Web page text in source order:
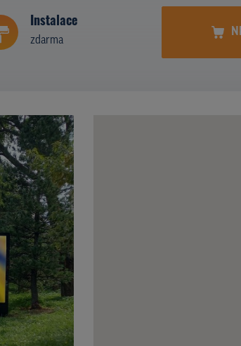
Instalace
zdarma